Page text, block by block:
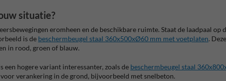
situatie?
eromheen en de beschikbare ruimte. Staat de laadpaal
is de beschermbeugel staal 360x500xØ60 mm met voetplaten.
in rood, groen of blauw.
hogere variant interessanter, zoals de beschermbeugel staal
verankering in de grond, bijvoorbeeld met snelbeton.